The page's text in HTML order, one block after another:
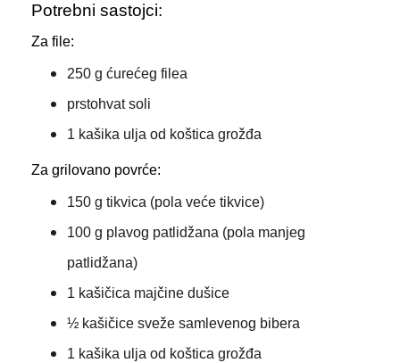
Potrebni sastojci:
Za file:
250 g ćurećeg filea
prstohvat soli
1 kašika ulja od koštica grožđa
Za grilovano povrće:
150 g tikvica (pola veće tikvice)
100 g plavog patlidžana (pola manjeg
patlidžana)
1 kašičica majčine dušice
½ kašičice sveže samlevenog bibera
1 kašika ulja od koštica grožđa